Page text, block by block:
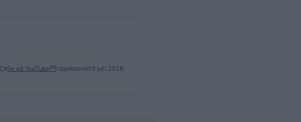
Se på YouTube Uppdaterad 8 juli 2026